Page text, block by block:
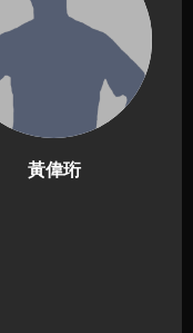
黃偉珩